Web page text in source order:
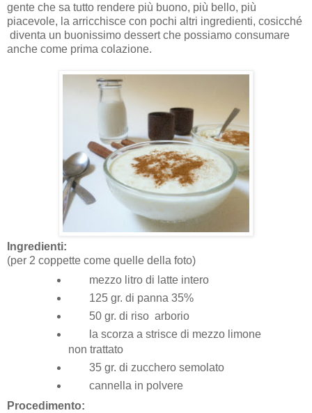
gente che sa tutto rendere più buono, più bello, più
piacevole, la arricchisce con pochi altri ingredienti, cosicché
diventa un buonissimo dessert che possiamo consumare
anche come prima colazione.
Ingredienti:
(per 2 coppette come quelle della foto)
mezzo litro di latte intero
125 gr. di panna 35%
50 gr. di riso arborio
la scorza a strisce di mezzo limone
non trattato
35 gr. di zucchero semolato
cannella in polvere
Procedimento: